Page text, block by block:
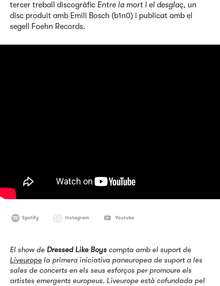
tercer treball discogràfic Entre la mort i el desglaç, un
disc produit amb Emili Bosch (b1n0) i publicat amb el
segell Foehn Records.
Spotify Instagram Youtube
El show de Dressed Like Boys compta amb el suport de
Liveurope la primera iniciativa paneuropea de suport a les
sales de concerts en els seus esforços per promoure els
artistes emergents europeus. Liveurope està cofundada pel